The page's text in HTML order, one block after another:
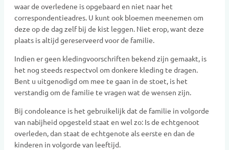
waar de overledene is opgebaard en niet naar het
correspondentieadres. U kunt ook bloemen meenemen om
deze op de dag zelf bij de kist leggen. Niet erop, want deze
plaats is altijd gereserveerd voor de familie.
Indien er geen kledingvoorschriften bekend zijn gemaakt, is
het nog steeds respectvol om donkere kleding te dragen.
Bent u uitgenodigd om mee te gaan in de stoet, is het
verstandig om de familie te vragen wat de wensen zijn.
Bij condoleance is het gebruikelijk dat de familie in volgorde
van nabijheid opgesteld staat en wel zo: Is de echtgenoot
overleden, dan staat de echtgenote als eerste en dan de
kinderen in volgorde van leeftijd.